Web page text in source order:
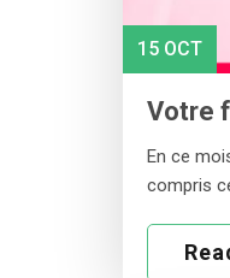
15 OCT
Votre
En ce
compris